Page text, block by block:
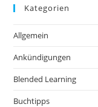
Kategorien
Allgemein
Ankündigungen
Blended Learning
Buchtipps